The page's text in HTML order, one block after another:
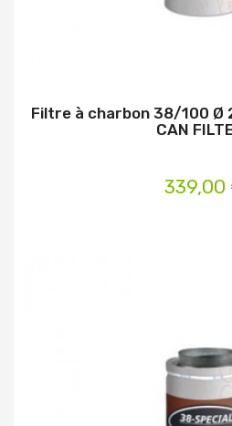
Filtre à charbon 38/100 Ø
CAN
339,00